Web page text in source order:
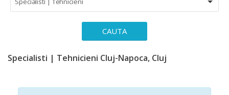
CAUTA
Specialisti | Tehnicieni Cluj-Napoca, Cluj